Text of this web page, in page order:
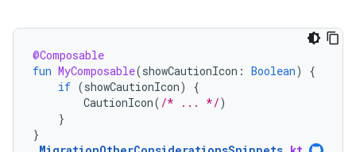
@Composable
fun MyComposable(showCautionIcon : Boolean)
{
if (showCautionIcon)
{
CautionIcon( /* ... */)
}
}